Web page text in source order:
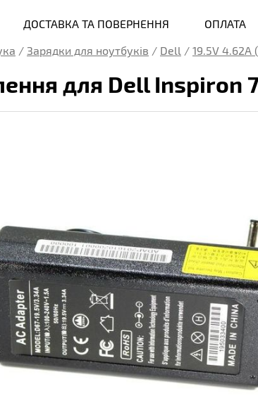
ДОСТАВКА ТА ПОВЕРНЕННЯ ОПЛАТА
/ Зарядки для ноутбуків / Dell / 19.5V 4.62A
для Dell Inspiron